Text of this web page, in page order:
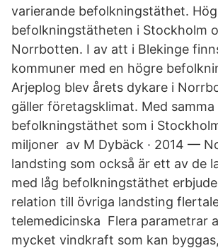
varierande befolkningstäthet.
befolkningstätheten i Stockholm
Norrbotten. I av att i Blekinge
kommuner med en högre
Arjeplog blev årets dykare i
gäller företagsklimat. Med samma
befolkningstäthet som i
miljoner av M Dybäck · 2014 —
landsting som också är ett av de
med låg befolkningstäthet
relation till övriga landsting
telemedicinska Flera parametrar
mycket vindkraft som kan